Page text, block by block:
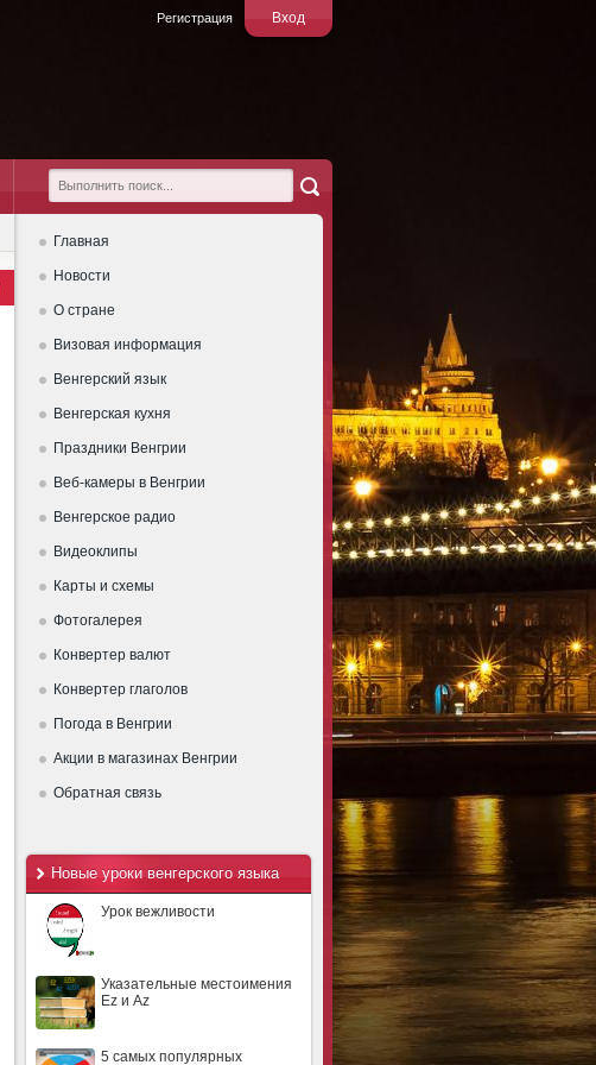
Вход
Регистрация
Главная
Новости
О стране
Визовая информация
Венгерский язык
Венгерская кухня
Праздники Венгрии
Веб-камеры в Венгрии
Венгерское радио
Видеоклипы
Карты и схемы
Фотогалерея
Конвертер валют
Конвертер глаголов
Погода в Венгрии
Акции в магазинах Венгрии
Обратная связь
Новые уроки венгерского языка
Урок вежливости
Указательные местоимения
Ez и Az
5 самых популярных